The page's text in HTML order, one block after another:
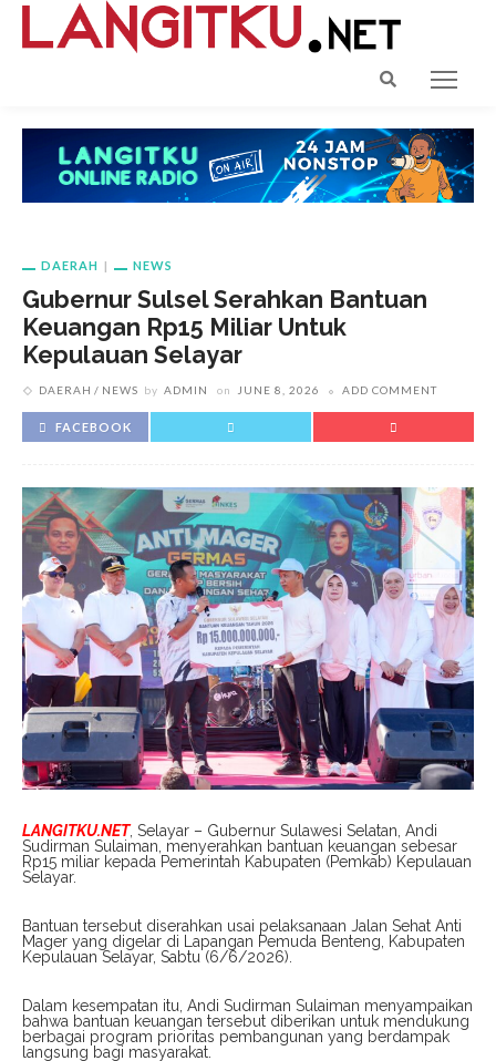
DAERAH NEWS
Gubernur Sulsel Serahkan Bantuan
Keuangan Rp15 Miliar Untuk
Kepulauan Selayar
DAERAH NEWS by ADMIN on JUNE 8, 2026 ADD COMMENT
FACEBOOK
LANGITKU.NET, Selayar – Gubernur Sulawesi Selatan, Andi
Sudirman Sulaiman, menyerahkan bantuan keuangan sebesar
Rp15 miliar kepada Pemerintah Kabupaten (Pemkab) Kepulauan
Selayar.
Bantuan tersebut diserahkan usai pelaksanaan Jalan Sehat Anti
Mager yang digelar di Lapangan Pemuda Benteng, Kabupaten
Kepulauan Selayar, Sabtu (6/6/2026).
Dalam kesempatan itu, Andi Sudirman Sulaiman menyampaikan
bahwa bantuan keuangan tersebut diberikan untuk mendukung
berbagai program prioritas pembangunan yang berdampak
langsung bagi masyarakat.